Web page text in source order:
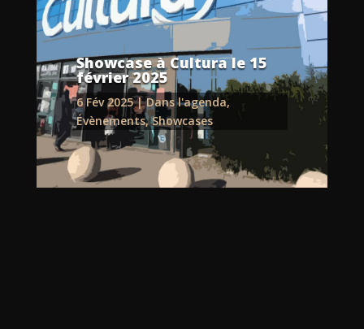
Showcase à Cultura le 15
février 2025
6 Fév 2025|Dans l'agenda,
Évènements,Showcases